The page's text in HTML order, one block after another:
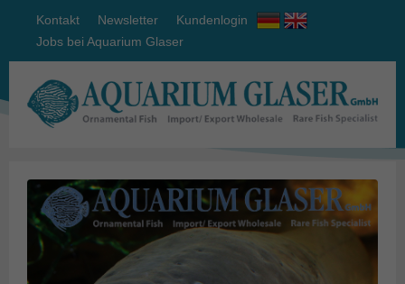
Kontakt Newsletter
Kundenlogin
Jobs bei Aquarium Glaser